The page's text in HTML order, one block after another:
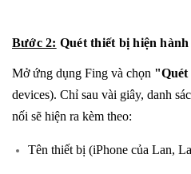
Bước 2: Quét thiết bị hiện hành
Mở ứng dụng Fing và chọn "Quét
devices). Chỉ sau vài giây, danh
nối sẽ hiện ra kèm theo:
Tên thiết bị (iPhone của Lan,